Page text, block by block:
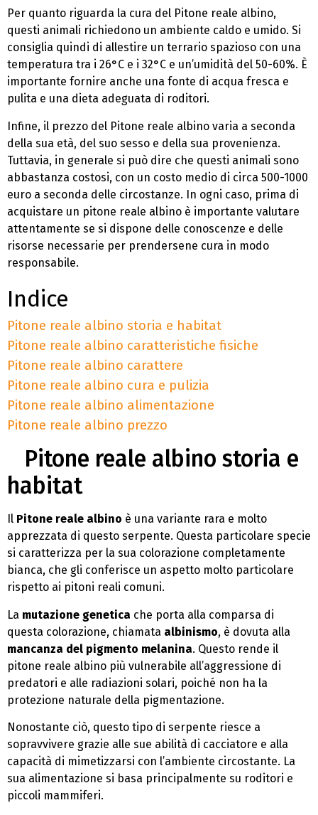
Per quanto riguarda la cura del Pitone reale albino,
questi animali richiedono un ambiente caldo e umido. Si
consiglia quindi di allestire un terrario spazioso con una
temperatura tra i 26°C e i 32°C e un’umidità del 50-60%. È
importante fornire anche una fonte di acqua fresca e
pulita e una dieta adeguata di roditori.
Infine, il prezzo del Pitone reale albino varia a seconda
della sua età, del suo sesso e della sua provenienza.
Tuttavia, in generale si può dire che questi animali sono
abbastanza costosi, con un costo medio di circa 500-1000
euro a seconda delle circostanze. In ogni caso, prima di
acquistare un pitone reale albino è importante valutare
attentamente se si dispone delle conoscenze e delle
risorse necessarie per prendersene cura in modo
responsabile.
Indice
Pitone reale albino storia e habitat
Pitone reale albino caratteristiche fisiche
Pitone reale albino carattere
Pitone reale albino cura e pulizia
Pitone reale albino alimentazione
Pitone reale albino prezzo
Pitone reale albino storia e
habitat
Il Pitone reale albino è una variante rara e molto
apprezzata di questo serpente. Questa particolare specie
si caratterizza per la sua colorazione completamente
bianca, che gli conferisce un aspetto molto particolare
rispetto ai pitoni reali comuni.
La mutazione genetica che porta alla comparsa di
questa colorazione, chiamata albinismo, è dovuta alla
mancanza del pigmento melanina. Questo rende il
pitone reale albino più vulnerabile all’aggressione di
predatori e alle radiazioni solari, poiché non ha la
protezione naturale della pigmentazione.
Nonostante ciò, questo tipo di serpente riesce a
sopravvivere grazie alle sue abilità di cacciatore e alla
capacità di mimetizzarsi con l’ambiente circostante. La
sua alimentazione si basa principalmente su roditori e
piccoli mammiferi.